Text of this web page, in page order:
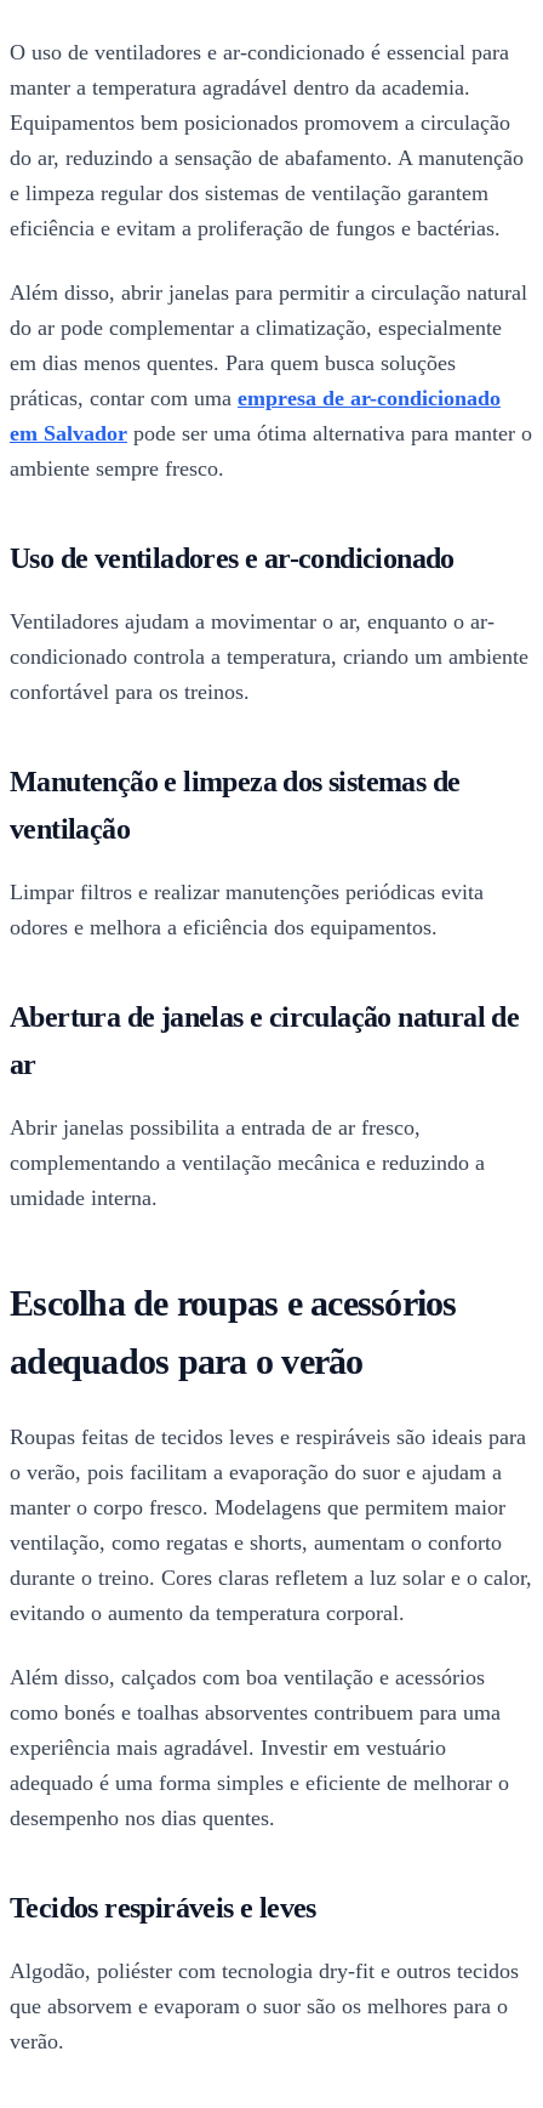
O uso de ventiladores e ar-condicionado é essencial para
manter a temperatura agradável dentro da academia.
Equipamentos bem posicionados promovem a circulação
do ar, reduzindo a sensação de abafamento. A manutenção
e limpeza regular dos sistemas de ventilação garantem
eficiência e evitam a proliferação de fungos e bactérias.
Além disso, abrir janelas para permitir a circulação natural
do ar pode complementar a climatização, especialmente
em dias menos quentes. Para quem busca soluções
práticas, contar com uma empresa de ar-condicionado
em Salvador pode ser uma ótima alternativa para manter o
ambiente sempre fresco.
Uso de ventiladores e ar-condicionado
Ventiladores ajudam a movimentar o ar, enquanto o ar-
condicionado controla a temperatura, criando um ambiente
confortável para os treinos.
Manutenção e limpeza dos sistemas de
ventilação
Limpar filtros e realizar manutenções periódicas evita
odores e melhora a eficiência dos equipamentos.
Abertura de janelas e circulação natural de
ar
Abrir janelas possibilita a entrada de ar fresco,
complementando a ventilação mecânica e reduzindo a
umidade interna.
Escolha de roupas e acessórios
adequados para o verão
Roupas feitas de tecidos leves e respiráveis são ideais para
o verão, pois facilitam a evaporação do suor e ajudam a
manter o corpo fresco. Modelagens que permitem maior
ventilação, como regatas e shorts, aumentam o conforto
durante o treino. Cores claras refletem a luz solar e o calor,
evitando o aumento da temperatura corporal.
Além disso, calçados com boa ventilação e acessórios
como bonés e toalhas absorventes contribuem para uma
experiência mais agradável. Investir em vestuário
adequado é uma forma simples e eficiente de melhorar o
desempenho nos dias quentes.
Tecidos respiráveis e leves
Algodão, poliéster com tecnologia dry-fit e outros tecidos
que absorvem e evaporam o suor são os melhores para o
verão.